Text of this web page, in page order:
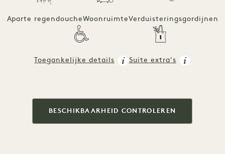
Aparte regendoucheWoonruimteVerduisteringsgordijnen
Toegankelijke details Suite extra's
BESCHIKBAARHEID CONTROLEREN